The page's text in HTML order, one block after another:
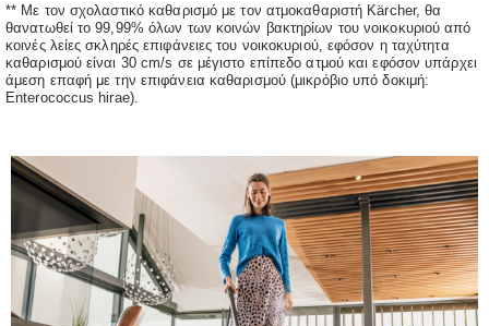
** Με τον σχολαστικό καθαρισμό με τον ατμοκαθαριστή Kärcher, θα
θανατωθεί το 99,99% όλων των κοινών βακτηρίων του νοικοκυριού από
κοινές λείες σκληρές επιφάνειες του νοικοκυριού, εφόσον η ταχύτητα
καθαρισμού είναι 30 cm/s σε μέγιστο επίπεδο ατμού και εφόσον υπάρχει
άμεση επαφή με την επιφάνεια καθαρισμού (μικρόβιο υπό δοκιμή:
Enterococcus hirae).